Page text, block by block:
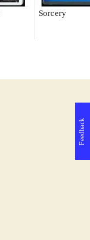
Sorcery
Feedback